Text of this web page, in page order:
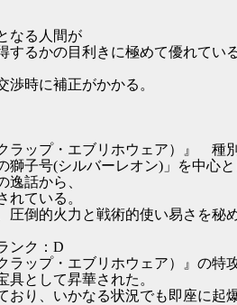
なる人間が
るかの目利きに極めて優れている
時に補正がかかる。
ラップ・エブリホウェア）』
子号(シルバーレオン)」を中心と
話から、
ている。
倒的火力と戦術的使い易さを秘め
ンク：D
ップ・エブリホウェア）』の特
として昇華された。
り、いかなる状況でも即座に起爆